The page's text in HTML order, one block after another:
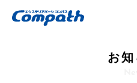
お知